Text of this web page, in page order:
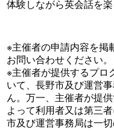
体験しながら英会話を楽
※主催者の申請内容を掲
お問い合わせください。
※主催者が提供するプロ
いて、長野市及び運営
ん。万一、主催者が提
よって利用者又は第三
市及び運営事務局は一